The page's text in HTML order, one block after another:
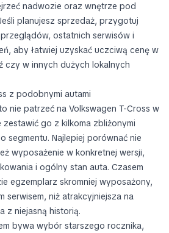
nadwozie oraz wnętrze pod
planujesz sprzedaż, przygotuj
ostatnich serwisów i
aby łatwiej uzyskać uczciwą cenę w
czy w innych dużych lokalnych
z podobnymi autami
nie patrzeć na Volkswagen T-Cross w
go z kilkoma zbliżonymi
segmentu. Najlepiej porównać nie
wyposażenie w konkretnej wersji,
i ogólny stan auta. Czasem
egzemplarz skromniej wyposażony,
serwisem, niż atrakcyjniejsza na
z niejasną historią.
bywa wybór starszego rocznika,